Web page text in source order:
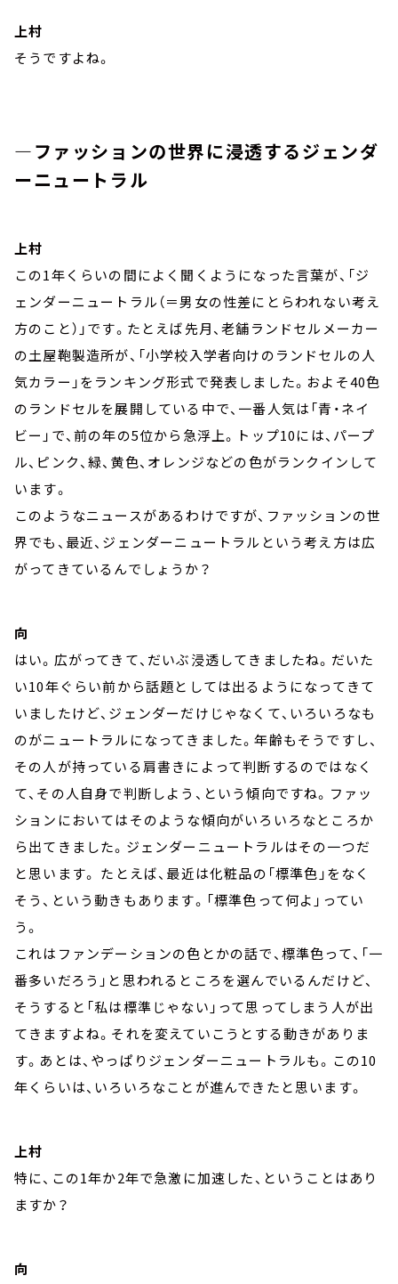
上村
そうですよね。
―ファッションの世界に浸透するジェンダ
ーニュートラル
上村
この1年くらいの間によく聞くようになった言葉が、「ジ
ェンダーニュートラル（＝男女の性差にとらわれない考え
方のこと）」です。たとえば先月、老舗ランドセルメーカー
の土屋鞄製造所が、「小学校入学者向けのランドセルの人
気カラー」をランキング形式で発表しました。およそ40色
のランドセルを展開している中で、一番人気は「青・ネイ
ビー」で、前の年の5位から急浮上。トップ10には、パープ
ル、ピンク、緑、黄色、オレンジなどの色がランクインして
います。
このようなニュースがあるわけですが、ファッションの世
界でも、最近、ジェンダーニュートラルという考え方は広
がってきているんでしょうか？
向
はい。広がってきて、だいぶ浸透してきましたね。だいた
い10年ぐらい前から話題としては出るようになってきて
いましたけど、ジェンダーだけじゃなくて、いろいろなも
のがニュートラルになってきました。年齢もそうですし、
その人が持っている肩書きによって判断するのではなく
て、その人自身で判断しよう、という傾向ですね。ファッ
ションにおいてはそのような傾向がいろいろなところか
ら出てきました。ジェンダーニュートラルはその一つだ
と思います。 たとえば、最近は化粧品の「標準色」をなく
そう、という動きもあります。「標準色って何よ」ってい
う。
これはファンデーションの色とかの話で、標準色って、「一
番多いだろう」と思われるところを選んでいるんだけど、
そうすると「私は標準じゃない」って思ってしまう人が出
てきますよね。それを変えていこうとする動きがありま
す。あとは、やっぱりジェンダーニュートラルも。この10
年くらいは、いろいろなことが進んできたと思います。
上村
特に、この1年か2年で急激に加速した、ということはあり
ますか？
向